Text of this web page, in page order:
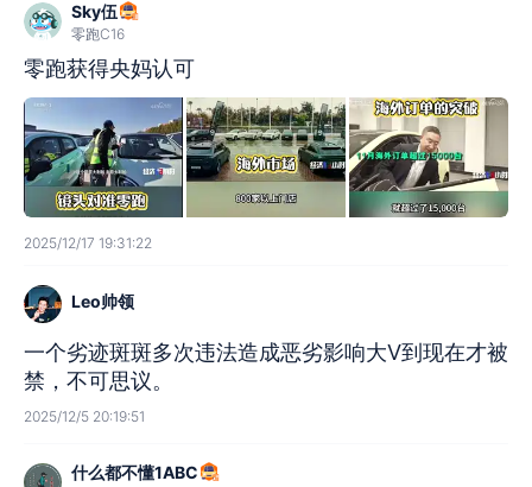
Sky伍
零跑C16
零跑获得央妈认可
2025/12/17 19:31:22
Leo帅领
一个劣迹斑斑多次违法造成恶劣影响大V到现在才被
禁，不可思议。
2025/12/5 20:19:51
什么都不懂1ABC